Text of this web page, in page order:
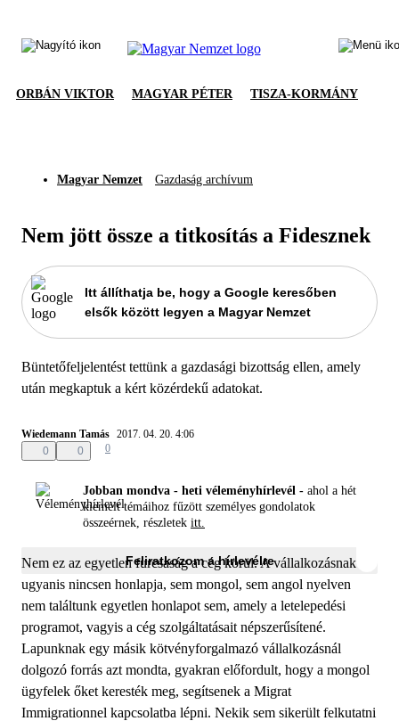
ORBÁN VIKTOR MAGYAR PÉTER TISZA-KORMÁNY
Magyar Nemzet Gazdaság archívum
Nem jött össze a titkosítás a Fidesznek
Itt állíthatja be, hogy a Google keresőben
elsők között legyen a Magyar Nemzet
Büntetőfeljelentést tettünk a gazdasági bizottság ellen, amely
után megkaptuk a kért közérdekű adatokat.
Wiedemann Tamás 2017. 04. 20. 4:06
0
0 0
Jobban mondva - heti véleményhírlevél - ahol a hét
kiemelt témáihoz fűzött személyes gondolatok
összeérnek, részletek itt.
Feliratkozom a hírlevélre
Nem ez az egyetlen furcsaság a cég körül. A vállalkozásnak
ugyanis nincsen honlapja, sem mongol, sem angol nyelven
nem találtunk egyetlen honlapot sem, amely a letelepedési
programot, vagyis a cég szolgáltatásait népszerűsítené.
Lapunknak egy másik kötvényforgalmazó vállalkozásnál
dolgozó forrás azt mondta, gyakran előfordult, hogy a mongol
ügyfelek őket keresték meg, segítsenek a Migrat
Immigrationnel kapcsolatba lépni. Nekik sem sikerült felkutatni